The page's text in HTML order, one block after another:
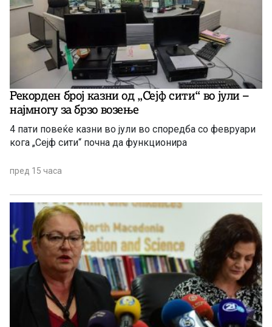
Рекорден број казни од „Сејф сити“ во јули –
најмногу за брзо возење
4 пати повеќе казни во јули во споредба со февруари
кога „Сејф сити“ почна да функционира
пред 15 часа